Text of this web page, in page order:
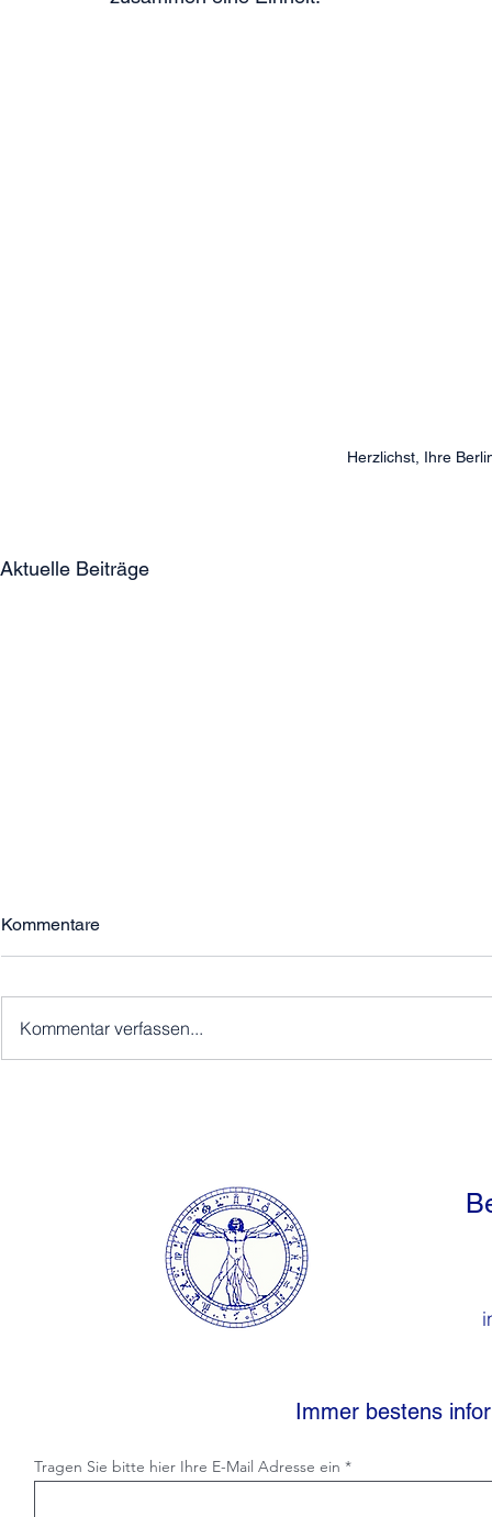
Herzlichst, Ihre
Aktuelle Beiträge
9.467.280 Minuten
Kommentare
Kommentar verfassen...
Immer bestens
Tragen Sie bitte hier Ihre E-Mail Adresse ein